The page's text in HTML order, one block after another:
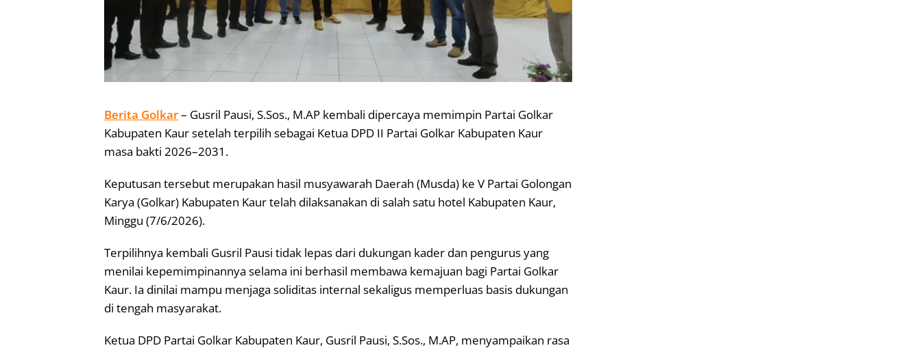
Berita Golkar– Gusril Pausi, S.Sos., M.AP kembali dipercaya memimpin Partai Golkar
Kabupaten Kaur setelah terpilih sebagai Ketua DPD II Partai Golkar Kabupaten Kaur
masa bakti 2026–2031.
Keputusan tersebut merupakan hasil musyawarah Daerah (Musda) ke V Partai Golongan
Karya (Golkar) Kabupaten Kaur telah dilaksanakan di salah satu hotel Kabupaten Kaur,
Minggu (7/6/2026).
Terpilihnya kembali Gusril Pausi tidak lepas dari dukungan kader dan pengurus yang
menilai kepemimpinannya selama ini berhasil membawa kemajuan bagi Partai Golkar
Kaur. Ia dinilai mampu menjaga soliditas internal sekaligus memperluas basis dukungan
di tengah masyarakat.
Ketua DPD Partai Golkar Kabupaten Kaur, Gusril Pausi, S.Sos., M.AP, menyampaikan rasa